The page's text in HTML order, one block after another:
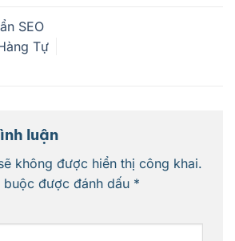
SEO
Tự
luận
không được hiển thị công khai.
được đánh dấu *